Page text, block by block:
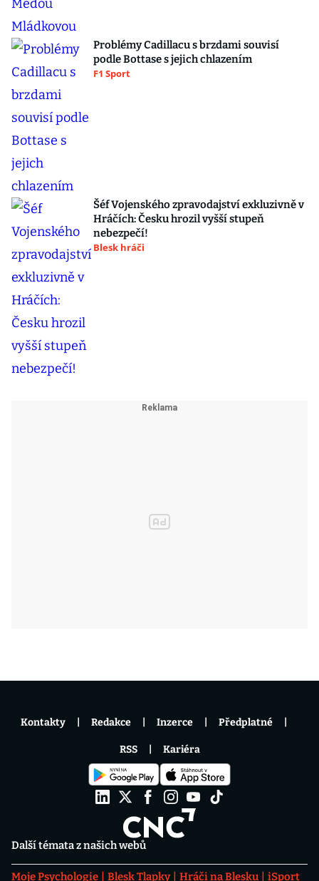
Problémy Cadillacu s brzdami souvisí
podle Bottase s jejich chlazením
F1 Sport
Šéf Vojenského zpravodajství exkluzivně v
Hráčích: Česku hrozil vyšší stupeň
nebezpečí!
Blesk hráči
Další témata z našich webů
Moje Psychologie Blesk Tlapky Hráči na Blesku
iSport
Kontakty Redakce Inzerce Předplatné
RSS Kariéra